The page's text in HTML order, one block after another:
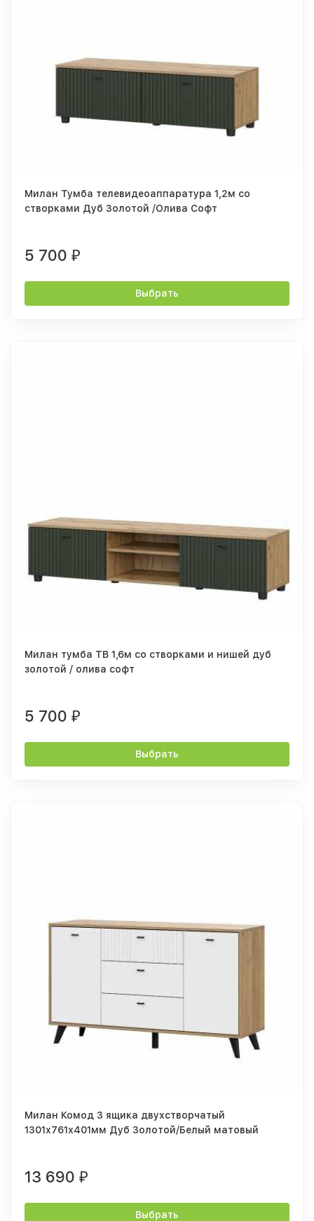
Милан Тумба телевидеоаппаратура 1,2м со
створками Дуб Золотой /Олива Софт
5 700 ₽
Выбрать
Милан тумба ТВ 1,6м со створками и нишей дуб
золотой / олива софт
5 700 ₽
Выбрать
Милан Комод 3 ящика двухстворчатый
1301х761х401мм Дуб Золотой/Белый матовый
13 690 ₽
Выбрать